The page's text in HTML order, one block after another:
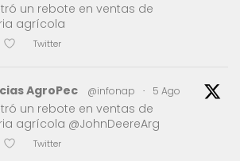
un rebote en ventas de
agrícola
Twitter
AgroPec @infonap · 5 Ago
un rebote en ventas de
agrícola @JohnDeereArg
Twitter